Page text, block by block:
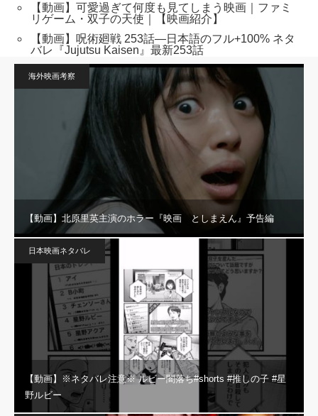
【動画】可愛過ぎて何度も見てしまう映画｜ファミ
リゲーム・双子の天使｜【映画紹介】
【動画】呪術廻戦 253話―日本語のフル+100% ネタ
バレ『Jujutsu Kaisen』最新253話
海外映画考察
【動画】北原里英主演のホラー『映画 としまえん』予告編
日本映画ネタバレ
【動画】※ネタバレ注意※ ルビー闇落ち#shorts #推しの子 #星
野ルビー